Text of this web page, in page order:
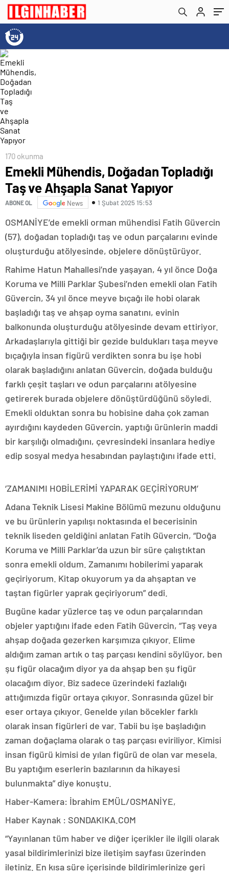
170 okunma
Emekli Mühendis, Doğadan Topladığı
Taş ve Ahşapla Sanat Yapıyor
ABONE OL News 1 Şubat 2025 15:53
OSMANİYE’de emekli orman mühendisi Fatih Güvercin
(57), doğadan topladığı taş ve odun parçalarını evinde
oluşturduğu atölyesinde, objelere dönüştürüyor.
Rahime Hatun Mahallesi’nde yaşayan, 4 yıl önce Doğa
Koruma ve Milli Parklar Şubesi’nden emekli olan Fatih
Güvercin, 34 yıl önce meyve bıçağı ile hobi olarak
başladığı taş ve ahşap oyma sanatını, evinin
balkonunda oluşturduğu atölyesinde devam ettiriyor.
Arkadaşlarıyla gittiği bir gezide buldukları taşa meyve
bıçağıyla insan figürü verdikten sonra bu işe hobi
olarak başladığını anlatan Güvercin, doğada bulduğu
farklı çeşit taşları ve odun parçalarını atölyesine
getirerek burada objelere dönüştürdüğünü söyledi.
Emekli olduktan sonra bu hobisine daha çok zaman
ayırdığını kaydeden Güvercin, yaptığı ürünlerin maddi
bir karşılığı olmadığını, çevresindeki insanlara hediye
edip sosyal medya hesabından paylaştığını ifade etti.
‘ZAMANIMI HOBİLERİMİ YAPARAK GEÇİRİYORUM’
Adana Teknik Lisesi Makine Bölümü mezunu olduğunu
ve bu ürünlerin yapılışı noktasında el becerisinin
teknik liseden geldiğini anlatan Fatih Güvercin, “Doğa
Koruma ve Milli Parklar’da uzun bir süre çalıştıktan
sonra emekli oldum. Zamanımı hobilerimi yaparak
geçiriyorum. Kitap okuyorum ya da ahşaptan ve
taştan figürler yaprak geçiriyorum” dedi.
Bugüne kadar yüzlerce taş ve odun parçalarından
objeler yaptığını ifade eden Fatih Güvercin, “Taş veya
ahşap doğada gezerken karşımıza çıkıyor. Elime
aldığım zaman artık o taş parçası kendini söylüyor, ben
şu figür olacağım diyor ya da ahşap ben şu figür
olacağım diyor. Biz sadece üzerindeki fazlalığı
attığımızda figür ortaya çıkıyor. Sonrasında güzel bir
eser ortaya çıkıyor. Genelde yılan böcekler farklı
olarak insan figürleri de var. Tabii bu işe başladığın
zaman doğaçlama olarak o taş parçası eviriliyor. Kimisi
insan figürü kimisi de yılan figürü de olan var mesela.
Bu yaptığım eserlerin bazılarının da hikayesi
bulunmakta” diye konuştu.
Haber-Kamera: İbrahim EMÜL/OSMANİYE,
Haber Kaynak : SONDAKIKA.COM
“Yayınlanan tüm haber ve diğer içerikler ile ilgili olarak
yasal bildirimlerinizi bize iletişim sayfası üzerinden
iletiniz. En kısa süre içerisinde bildirimlerinize geri